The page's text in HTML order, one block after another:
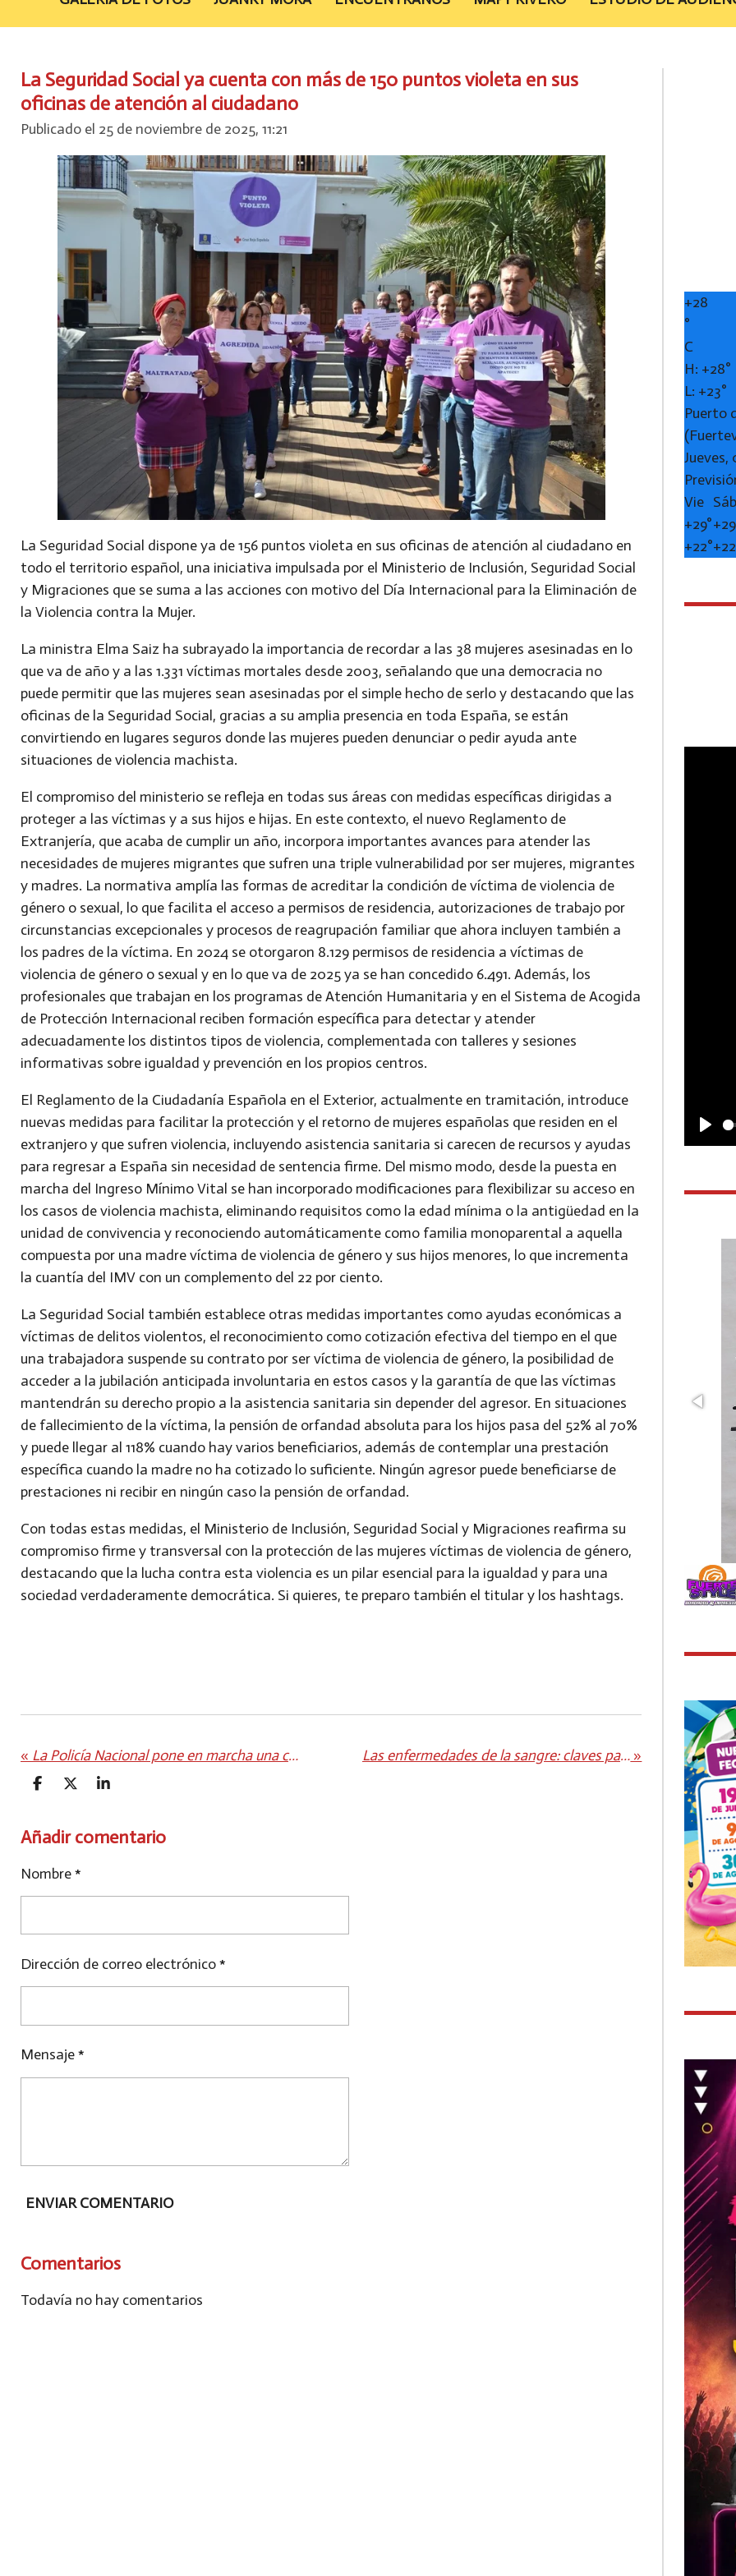
La Seguridad Social ya cuenta con más de 150 puntos violeta en sus
oficinas de atención al ciudadano
Publicado el 25 de noviembre de 2025, 11:21
La Seguridad Social dispone ya de 156 puntos violeta en sus oficinas de atención al ciudadano en
todo el territorio español, una iniciativa impulsada por el Ministerio de Inclusión, Seguridad Social
y Migraciones que se suma a las acciones con motivo del Día Internacional para la Eliminación de
la Violencia contra la Mujer.
La ministra Elma Saiz ha subrayado la importancia de recordar a las 38 mujeres asesinadas en lo
que va de año y a las 1.331 víctimas mortales desde 2003, señalando que una democracia no
puede permitir que las mujeres sean asesinadas por el simple hecho de serlo y destacando que las
oficinas de la Seguridad Social, gracias a su amplia presencia en toda España, se están
convirtiendo en lugares seguros donde las mujeres pueden denunciar o pedir ayuda ante
situaciones de violencia machista.
El compromiso del ministerio se refleja en todas sus áreas con medidas específicas dirigidas a
proteger a las víctimas y a sus hijos e hijas. En este contexto, el nuevo Reglamento de
Extranjería, que acaba de cumplir un año, incorpora importantes avances para atender las
necesidades de mujeres migrantes que sufren una triple vulnerabilidad por ser mujeres, migrantes
y madres. La normativa amplía las formas de acreditar la condición de víctima de violencia de
género o sexual, lo que facilita el acceso a permisos de residencia, autorizaciones de trabajo por
circunstancias excepcionales y procesos de reagrupación familiar que ahora incluyen también a
los padres de la víctima. En 2024 se otorgaron 8.129 permisos de residencia a víctimas de
violencia de género o sexual y en lo que va de 2025 ya se han concedido 6.491. Además, los
profesionales que trabajan en los programas de Atención Humanitaria y en el Sistema de Acogida
de Protección Internacional reciben formación específica para detectar y atender
adecuadamente los distintos tipos de violencia, complementada con talleres y sesiones
informativas sobre igualdad y prevención en los propios centros.
El Reglamento de la Ciudadanía Española en el Exterior, actualmente en tramitación, introduce
nuevas medidas para facilitar la protección y el retorno de mujeres españolas que residen en el
extranjero y que sufren violencia, incluyendo asistencia sanitaria si carecen de recursos y ayudas
para regresar a España sin necesidad de sentencia firme. Del mismo modo, desde la puesta en
marcha del Ingreso Mínimo Vital se han incorporado modificaciones para flexibilizar su acceso en
los casos de violencia machista, eliminando requisitos como la edad mínima o la antigüedad en la
unidad de convivencia y reconociendo automáticamente como familia monoparental a aquella
compuesta por una madre víctima de violencia de género y sus hijos menores, lo que incrementa
la cuantía del IMV con un complemento del 22 por ciento.
La Seguridad Social también establece otras medidas importantes como ayudas económicas a
víctimas de delitos violentos, el reconocimiento como cotización efectiva del tiempo en el que
una trabajadora suspende su contrato por ser víctima de violencia de género, la posibilidad de
acceder a la jubilación anticipada involuntaria en estos casos y la garantía de que las víctimas
mantendrán su derecho propio a la asistencia sanitaria sin depender del agresor. En situaciones
de fallecimiento de la víctima, la pensión de orfandad absoluta para los hijos pasa del 52% al 70%
y puede llegar al 118% cuando hay varios beneficiarios, además de contemplar una prestación
específica cuando la madre no ha cotizado lo suficiente. Ningún agresor puede beneficiarse de
prestaciones ni recibir en ningún caso la pensión de orfandad.
Con todas estas medidas, el Ministerio de Inclusión, Seguridad Social y Migraciones reafirma su
compromiso firme y transversal con la protección de las mujeres víctimas de violencia de género,
destacando que la lucha contra esta violencia es un pilar esencial para la igualdad y para una
sociedad verdaderamente democrática. Si quieres, te preparo también el titular y los hashtags.
« La Policía Nacional pone en marcha una campaña de prevención mediante micropodcast para no ser víctima de ciberfraudes Las enfermedades de la sangre: claves para entender la función de los glóbulos rojos y su impacto en la salud »
C
P
A
T
I
C
P
A
T
I
C
P
A
I
Añadir comentario
Nombre *
Dirección de correo electrónico *
Mensaje *
ENVIAR COMENTARIO
Comentarios
Todavía no hay comentarios
+28
°
C
H: +28°
L: +23°
Puerto
Vie
+29°+
+22°+
P
a